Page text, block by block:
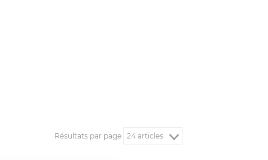
Résultats par page